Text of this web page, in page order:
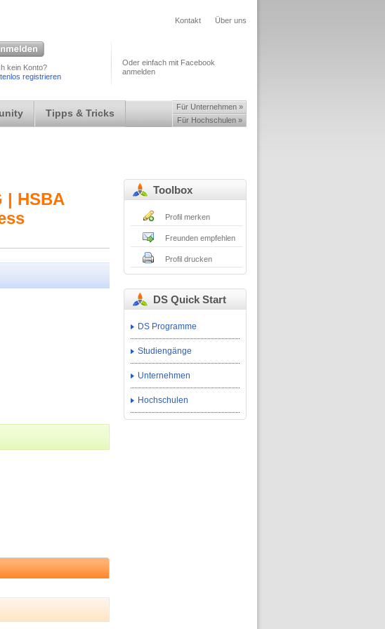
Kontakt Über uns
kein Konto?
registrieren
Oder einfach mit Facebook
anmelden
Tipps & Tricks
Für Unternehmen »
Für Hochschulen »
| HSBA
Toolbox
Profil merken
Freunden empfehlen
Profil drucken
DS Quick Start
DS Programme
Studiengänge
Unternehmen
Hochschulen